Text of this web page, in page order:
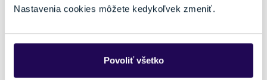
Nastavenia cookies môžete kedykoľvek zmeniť.
Povoliť všetko